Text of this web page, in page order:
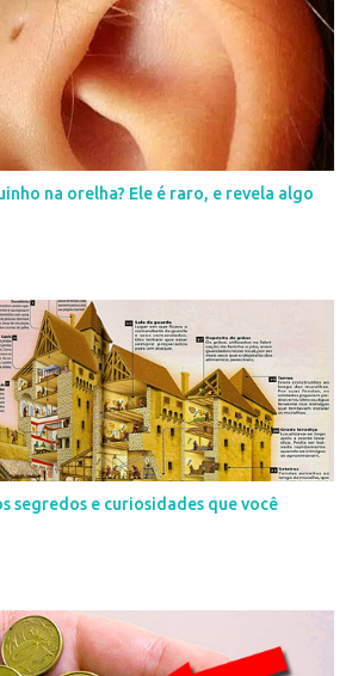
na orelha? Ele é raro, e revela algo
segredos e curiosidades que você